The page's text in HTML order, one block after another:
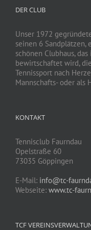
DER CLUB
Unser 1972
seinen 6
schönen Clubhaus,
bewirtschaftet wird,
Tennissport nach
Mannschafts- oder als
KONTAKT
Tennisclub Faurndau
Opelstraße 60
73035 Göppingen
E-Mail: info@tc-
Webseite: www.tc-
TCF